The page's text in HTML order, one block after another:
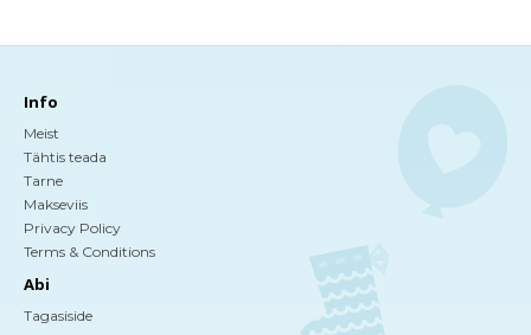
Info
Meist
Tähtis teada
Tarne
Makseviis
Privacy Policy
Terms & Conditions
Abi
Tagasiside